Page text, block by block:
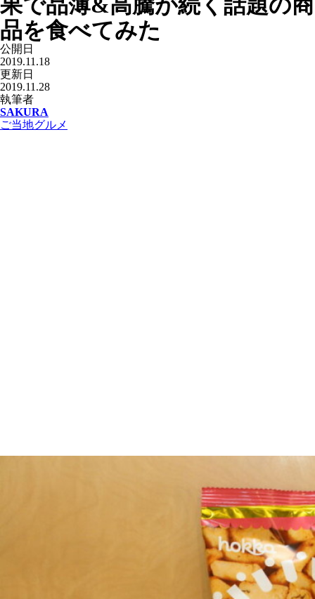
品を食べてみた
公開日
2019.11.18
更新日
2019.11.28
執筆者
SAKURA
ご当地グルメ